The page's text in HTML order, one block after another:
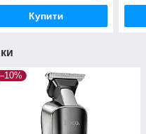
Купити
–10%